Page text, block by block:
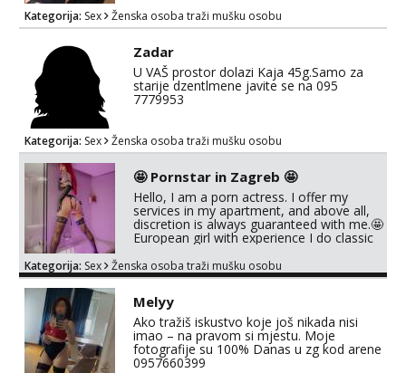
Kategorija: Sex Ženska osoba traži mušku osobu
Zadar
U VAŠ prostor dolazi Kaja 45g.Samo za
starije dzentlmene javite se na 095
7779953
Kategorija: Sex Ženska osoba traži mušku osobu
🤩 Pornstar in Zagreb 🤩
Hello, I am a porn actress. I offer my
services in my apartment, and above all,
discretion is always guaranteed with me.🤩
European girl with experience I do classic
cause i need to stay healthy because
acting and also my own health 😘 i dont do
Kategorija: Sex Ženska osoba traži mušku osobu
Melyy
Ako tražiš iskustvo koje još nikada nisi
imao – na pravom si mjestu. Moje
fotografije su 100% Danas u zg kod arene
0957660399